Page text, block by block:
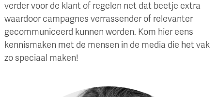
verder voor de klant of regelen net dat beetje extra
waardoor campagnes verrassender of relevanter
gecommuniceerd kunnen worden. Kom hier eens
kennismaken met de mensen in de media die het vak
zo speciaal maken!